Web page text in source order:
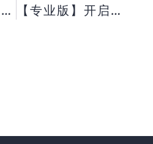
【专业版】开启单据税率，如何操作?